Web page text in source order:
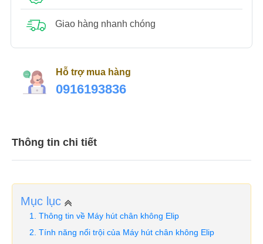
Giao hàng nhanh chóng
Hỗ trợ mua hàng
0916193836
Thông tin chi tiết
Mục lục
Thông tin về Máy hút chân không Elip
Tính năng nổi trội của Máy hút chân không Elip